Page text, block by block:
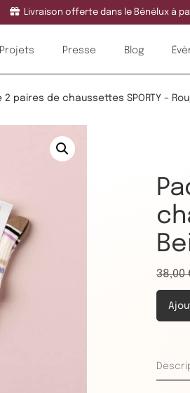
Livraison offerte dans le Bénélux à
Presse Blog
paires de chaussettes SPORTY –
38,00